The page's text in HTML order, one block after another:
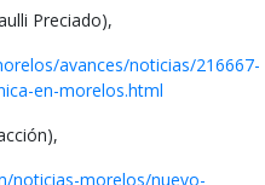
Preciado),
avances/noticias/216667-
en-morelos.html
noticias-morelos/nuevo-